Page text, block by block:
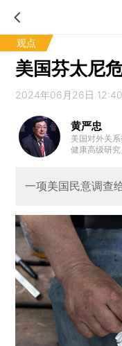
观点
美国芬太尼
2024年06月26日 12:40
黄严忠
美国对外关
健康高级研
席。芝加哥
一项美国民意调查